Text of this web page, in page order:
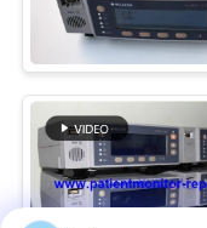
PRIVACY
POLICY